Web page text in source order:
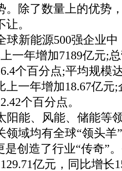
。除了数量上的优势
。
球新能源500强企业
一年增加7189亿元;
个百分点;平均规模
上一年增加18.67亿元
个百分点。
阳能、风能、储能等
领域均有全球“领头
是创造了行业“传奇”
亿元，同比增长